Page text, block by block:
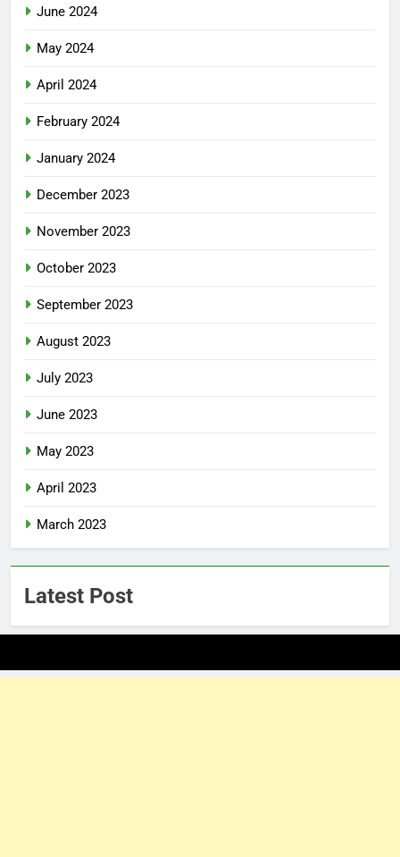
June 2024
May 2024
April 2024
February 2024
January 2024
December 2023
November 2023
October 2023
September 2023
August 2023
July 2023
June 2023
May 2023
April 2023
March 2023
Latest Post